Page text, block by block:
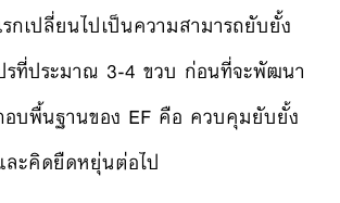
กเปลี่ยนไปเป็นความสามารถยับยั้ง
รที่ประมาณ 3-4 ขวบ ก่อนที่จะพัฒนา
อบพื้นฐานของ EF คือ ควบคุมยับยั้ง
ละคิดยืดหยุ่นต่อไป